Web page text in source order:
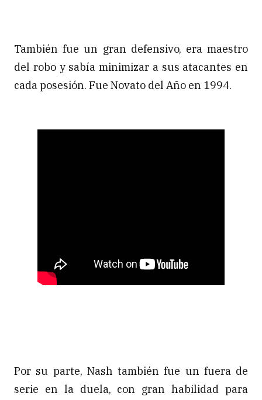
También fue un gran defensivo, era maestro
del robo y sabía minimizar a sus atacantes en
cada posesión. Fue Novato del Año en 1994.
Por su parte, Nash también fue un fuera de
serie en la duela, con gran habilidad para